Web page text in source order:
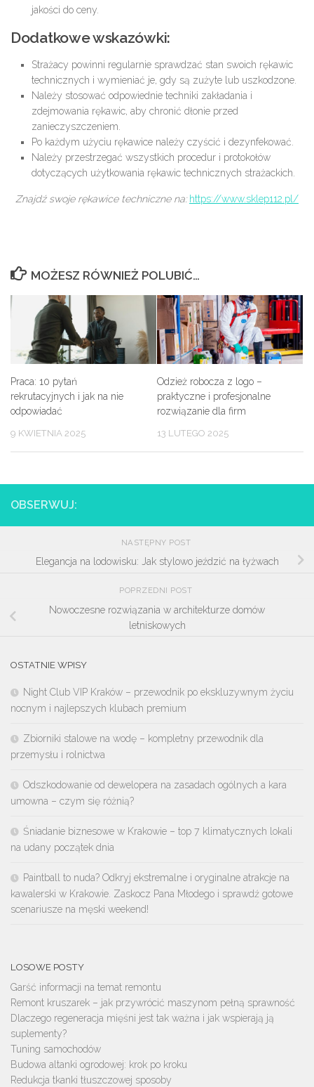
jakości do ceny.
Dodatkowe wskazówki:
Strażacy powinni regularnie sprawdzać stan swoich rękawic
technicznych i wymieniać je, gdy są zużyte lub uszkodzone.
Należy stosować odpowiednie techniki zakładania i
zdejmowania rękawic, aby chronić dłonie przed
zanieczyszczeniem.
Po każdym użyciu rękawice należy czyścić i dezynfekować.
Należy przestrzegać wszystkich procedur i protokołów
dotyczących użytkowania rękawic technicznych strażackich.
Znajdź swoje rękawice techniczne na: https://www.sklep112.pl/
MOŻESZ RÓWNIEŻ POLUBIĆ…
Praca: 10 pytań
rekrutacyjnych i jak na nie
odpowiadać
9 KWIETNIA 2025
Odzież robocza z logo –
praktyczne i profesjonalne
rozwiązanie dla firm
13 LUTEGO 2025
OBSERWUJ:
NASTĘPNY POST
Elegancja na lodowisku: Jak stylowo jeździć na łyżwach
POPRZEDNI POST
Nowoczesne rozwiązania w architekturze domów
letniskowych
OSTATNIE WPISY
Night Club VIP Kraków – przewodnik po ekskluzywnym życiu
nocnym i najlepszych klubach premium
Zbiorniki stalowe na wodę – kompletny przewodnik dla
przemysłu i rolnictwa
Odszkodowanie od dewelopera na zasadach ogólnych a kara
umowna – czym się różnią?
Śniadanie biznesowe w Krakowie – top 7 klimatycznych lokali
na udany początek dnia
Paintball to nuda? Odkryj ekstremalne i oryginalne atrakcje na
kawalerski w Krakowie. Zaskocz Pana Młodego i sprawdź gotowe
scenariusze na męski weekend!
LOSOWE POSTY
Garść informacji na temat remontu
Remont kruszarek – jak przywrócić maszynom pełną sprawność
Dlaczego regeneracja mięśni jest tak ważna i jak wspierają ją
suplementy?
Tuning samochodów
Budowa altanki ogrodowej: krok po kroku
Redukcja tkanki tłuszczowej sposoby